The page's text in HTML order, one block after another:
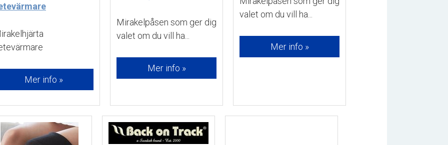
Mer info »
Mirakelpåsen som ger dig
valet om du vill ha...
Mer info »
valet om du vill ha...
Mer info »